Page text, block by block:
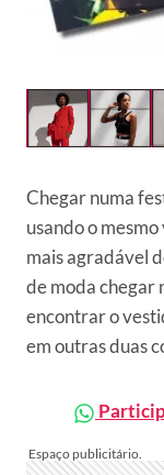
Chegar numa
usando o
mais agradável
de moda chegar
encontrar o
em outras duas